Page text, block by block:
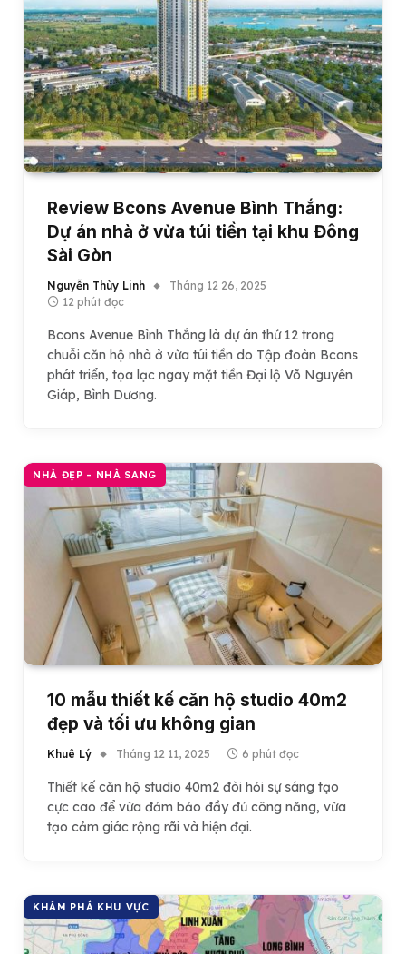
Review Bcons Avenue Bình Thắng:
Dự án nhà ở vừa túi tiền tại khu Đông
Sài Gòn
Nguyễn Thùy Linh
Tháng 12 26, 2025
12 phút đọc
Bcons Avenue Bình Thắng là dự án thứ 12 trong
chuỗi căn hộ nhà ở vừa túi tiền do Tập đoàn Bcons
phát triển, tọa lạc ngay mặt tiền Đại lộ Võ Nguyên
Giáp, Bình Dương.
NHÀ ĐẸP - NHÀ SANG
10 mẫu thiết kế căn hộ studio 40m2
đẹp và tối ưu không gian
Khuê Lý Tháng 12 11, 2025 6 phút đọc
Thiết kế căn hộ studio 40m2 đòi hỏi sự sáng tạo
cực cao để vừa đảm bảo đầy đủ công năng, vừa
tạo cảm giác rộng rãi và hiện đại.
KHÁM PHÁ KHU VỰC